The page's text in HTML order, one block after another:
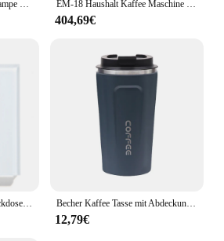
404,69€
Bseed eu Standard Wand steckdosen Typ-C-Steckdosen Wand steckdose USB-Ladeans chluss Glasscheibe Kinderschutz 16a Becher Kaffee Tasse mit Abdeckung Edelstahl Silikon Metall Kaffee Isoliert Wasser Tasse Tragbaren Outdoor Tragbare Tasse Für Geschenke
12,79€